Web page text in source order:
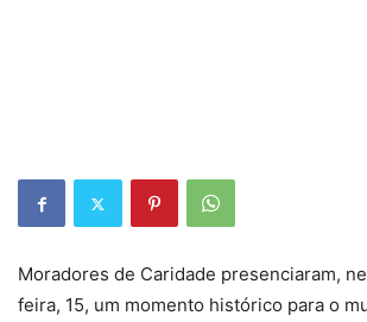
Moradores de Caridade presenciaram,
feira, 15, um momento histórico para o